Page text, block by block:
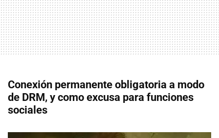
Conexión permanente obligatoria a modo
de DRM, y como excusa para funciones
sociales